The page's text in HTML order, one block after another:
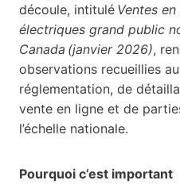
découle, intitulé Ventes
électriques grand public
Canada (janvier 2026),
observations recueillies
réglementation, de
vente en ligne et de
l’échelle nationale.
Pourquoi c’est important